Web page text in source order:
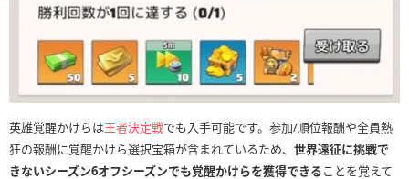
英雄覚醒かけらは王者決定戦でも入手可能です。参加/順位報酬や全員熱
狂の報酬に覚醒かけら選択宝箱が含まれているため、 世界遠征に挑戦で
きないシーズン6オフシーズンでも覚醒かけらを獲得できることを覚えて